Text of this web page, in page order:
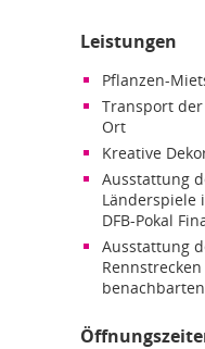
Leistungen
Pflanzen-
Transport
Ort
Kreative
Ausstattung
Länderspiele
DFB-Pokal
Ausstattung